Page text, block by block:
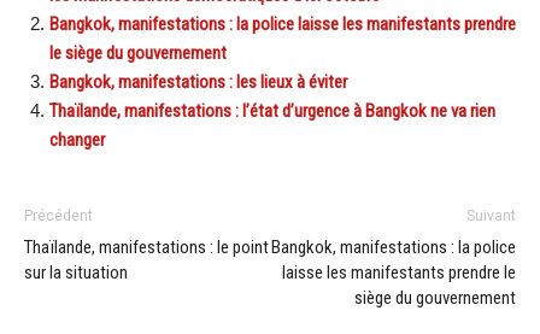
Bangkok, manifestations : la police laisse les manifestants prendre
le siège du gouvernement
Bangkok, manifestations : les lieux à éviter
Thaïlande, manifestations : l’état d’urgence à Bangkok ne va rien
changer
Précédent
Thaïlande, manifestations : le point
sur la situation
Suivant
Bangkok, manifestations : la police
laisse les manifestants prendre le
siège du gouvernement